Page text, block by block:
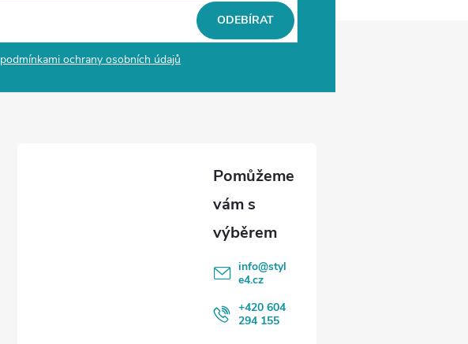
podmínkami ochrany osobních údajů
ODEBÍRAT
info@styl
e4.cz
+420 604
294 155